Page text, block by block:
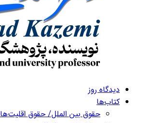
دیدگاه روز
کتاب‌ها
حقوق بین الملل/ حقوق اقلیت‌ها و اقوام